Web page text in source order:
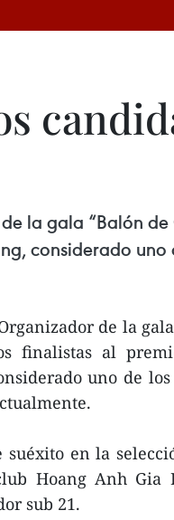
la gala “Balón
considerado
de la
finalistas al
uno de
suéxito en la
Hoang Anh
sub 21.